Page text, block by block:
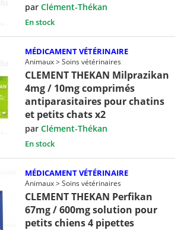
parClément-Thékan
En stock
MÉDICAMENT VÉTÉRINAIRE
Animaux > Soins vétérinaires
CLEMENT THEKAN Milprazikan
4mg / 10mg comprimés
antiparasitaires pour chatins
et petits chats x2
parClément-Thékan
En stock
MÉDICAMENT VÉTÉRINAIRE
Animaux > Soins vétérinaires
CLEMENT THEKAN Perfikan
67mg / 600mg solution pour
petits chiens 4 pipettes